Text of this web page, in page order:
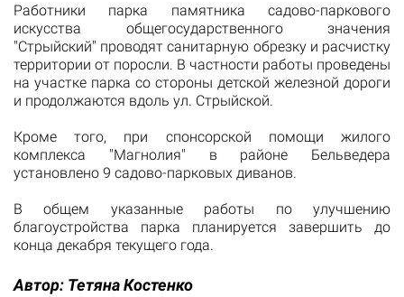
Работники парка памятника садово-паркового
искусства общегосударственного значения
"Стрыйский" проводят санитарную обрезку и расчистку
территории от поросли. В частности работы проведены
на участке парка со стороны детской железной дороги
и продолжаются вдоль ул. Стрыйской.
Кроме того, при спонсорской помощи жилого
комплекса "Магнолия" в районе Бельведера
установлено 9 садово-парковых диванов.
В общем указанные работы по улучшению
благоустройства парка планируется завершить до
конца декабря текущего года.
Автор: Тетяна Костенко